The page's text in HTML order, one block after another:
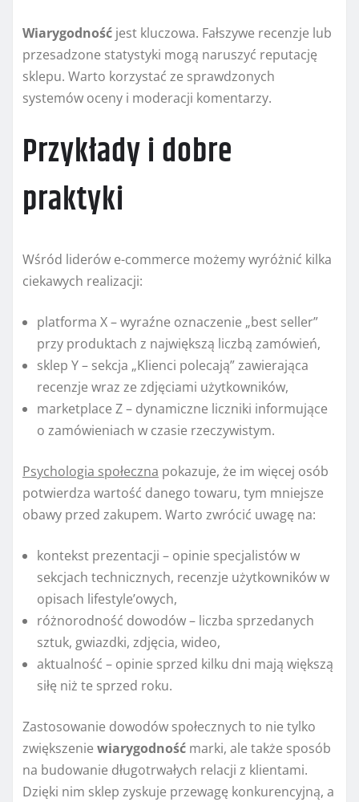
Wiarygodność jest kluczowa. Fałszywe recenzje lub
przesadzone statystyki mogą naruszyć reputację
sklepu. Warto korzystać ze sprawdzonych
systemów oceny i moderacji komentarzy.
Przykłady i dobre
praktyki
Wśród liderów e-commerce możemy wyróżnić kilka
ciekawych realizacji:
platforma X – wyraźne oznaczenie „best seller”
przy produktach z największą liczbą zamówień,
sklep Y – sekcja „Klienci polecają” zawierająca
recenzje wraz ze zdjęciami użytkowników,
marketplace Z – dynamiczne liczniki informujące
o zamówieniach w czasie rzeczywistym.
Psychologia społeczna pokazuje, że im więcej osób
potwierdza wartość danego towaru, tym mniejsze
obawy przed zakupem. Warto zwrócić uwagę na:
kontekst prezentacji – opinie specjalistów w
sekcjach technicznych, recenzje użytkowników w
opisach lifestyle’owych,
różnorodność dowodów – liczba sprzedanych
sztuk, gwiazdki, zdjęcia, wideo,
aktualność – opinie sprzed kilku dni mają większą
siłę niż te sprzed roku.
Zastosowanie dowodów społecznych to nie tylko
zwiększenie wiarygodność marki, ale także sposób
na budowanie długotrwałych relacji z klientami.
Dzięki nim sklep zyskuje przewagę konkurencyjną, a